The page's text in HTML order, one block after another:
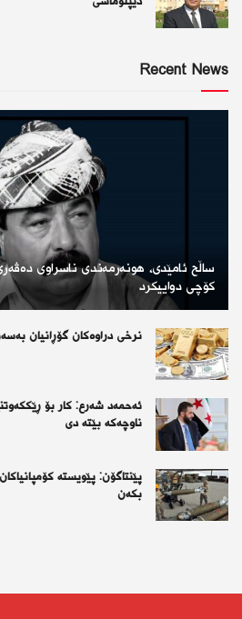
Recent News
ساڵح ئامێدی، هونەرمەندی ناسراوی
کۆچی دواییکرد
نرخی دراوەكان گۆڕانیان
ئەحمەد شەرع: کار بۆ
ناوچەکە بێتە دی
پێنتاگۆن: پێویستە
بكەن